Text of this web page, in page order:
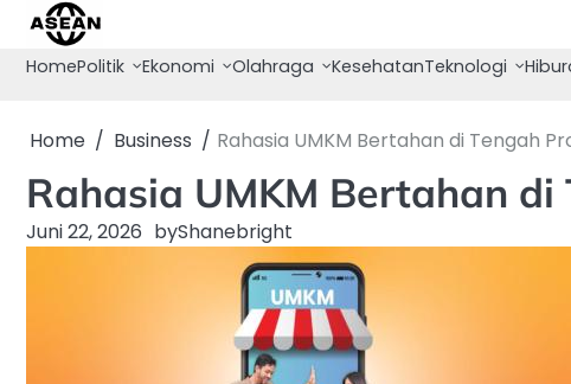
Skip
content
HomePolitik Ekonomi Olahraga KesehatanTeknologi
Home Business Rahasia UMKM Bertahan di Tengah
Rahasia UMKM Bertahan
Juni 22, 2026 byShanebright